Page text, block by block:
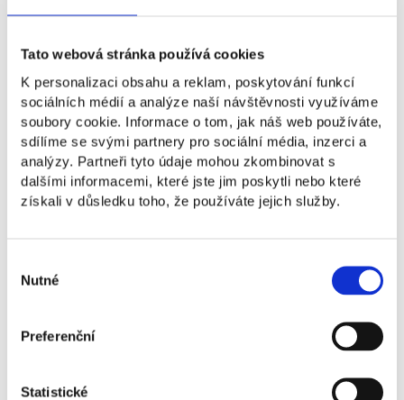
Tato webová stránka používá cookies
K personalizaci obsahu a reklam, poskytování funkcí
sociálních médií a analýze naší návštěvnosti využíváme
soubory cookie. Informace o tom, jak náš web používáte,
sdílíme se svými partnery pro sociální média, inzerci a
analýzy. Partneři tyto údaje mohou zkombinovat s
dalšími informacemi, které jste jim poskytli nebo které
získali v důsledku toho, že používáte jejich služby.
souhlasu
Nutné
Preferenční
Statistické
obchodní strategie a fúzí a akvizic (M&A).
Zároveň spolupracuje se startupy v rámci
vyjednávání o vstupu finančního investora. Je
business mentorkou v podnikatelských
inkubátorech a akcelerátorech a porotkyní
v podnikatelských soutěžích jako T‑Mobile
rozjezdy, Startup Weekend nebo Women
Startup Competition. Je členkou Rady
svůj autorský pořad na Rádiu ZET, Podnikání
od A do ZET a v České televizi moderovala
a podnikání, Máme na to. Vydavatelství
Albatros vydalo její knížku Z deníku investorky